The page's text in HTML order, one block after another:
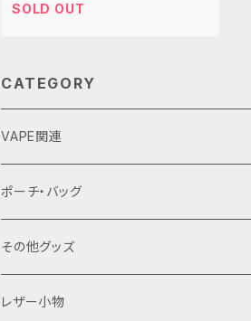
SOLD OUT
CATEGORY
VAPE関連
バッテリーケース
18650用
18350用
VAPEデバイス用スリーブ・ケース
iStick Pico 75w
ポーチ・バッグ
ファスナーポーチ
L字ファスナーポーチ
巾着バッグ
その他グッズ
Tシャツ
レザー小物